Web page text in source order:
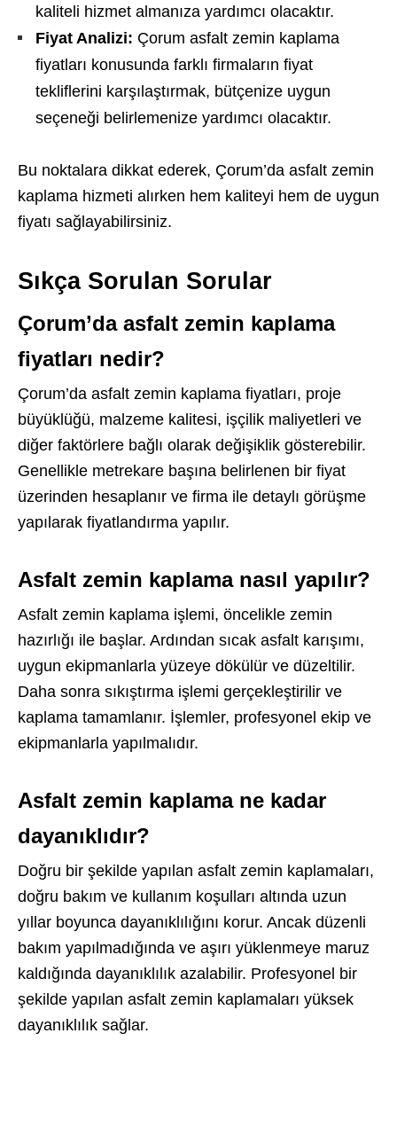
kaliteli hizmet almanıza yardımcı olacaktır.
Fiyat Analizi: Çorum asfalt zemin kaplama
fiyatları konusunda farklı firmaların fiyat
tekliflerini karşılaştırmak, bütçenize uygun
seçeneği belirlemenize yardımcı olacaktır.
Bu noktalara dikkat ederek, Çorum’da asfalt zemin
kaplama hizmeti alırken hem kaliteyi hem de uygun
fiyatı sağlayabilirsiniz.
Sıkça Sorulan Sorular
Çorum’da asfalt zemin kaplama
fiyatları nedir?
Çorum’da asfalt zemin kaplama fiyatları, proje
büyüklüğü, malzeme kalitesi, işçilik maliyetleri ve
diğer faktörlere bağlı olarak değişiklik gösterebilir.
Genellikle metrekare başına belirlenen bir fiyat
üzerinden hesaplanır ve firma ile detaylı görüşme
yapılarak fiyatlandırma yapılır.
Asfalt zemin kaplama nasıl yapılır?
Asfalt zemin kaplama işlemi, öncelikle zemin
hazırlığı ile başlar. Ardından sıcak asfalt karışımı,
uygun ekipmanlarla yüzeye dökülür ve düzeltilir.
Daha sonra sıkıştırma işlemi gerçekleştirilir ve
kaplama tamamlanır. İşlemler, profesyonel ekip ve
ekipmanlarla yapılmalıdır.
Asfalt zemin kaplama ne kadar
dayanıklıdır?
Doğru bir şekilde yapılan asfalt zemin kaplamaları,
doğru bakım ve kullanım koşulları altında uzun
yıllar boyunca dayanıklılığını korur. Ancak düzenli
bakım yapılmadığında ve aşırı yüklenmeye maruz
kaldığında dayanıklılık azalabilir. Profesyonel bir
şekilde yapılan asfalt zemin kaplamaları yüksek
dayanıklılık sağlar.